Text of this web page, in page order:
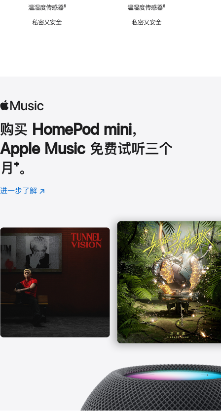
温湿度传感器脚
⁶
私密又安全
温湿度传感器脚
⁶
私密又安全
购买 HomePod mini，
Apple Music 免费试听三个
月 脚
注
⁺。
进一步了解 Apple
(在
口
中
打
开)